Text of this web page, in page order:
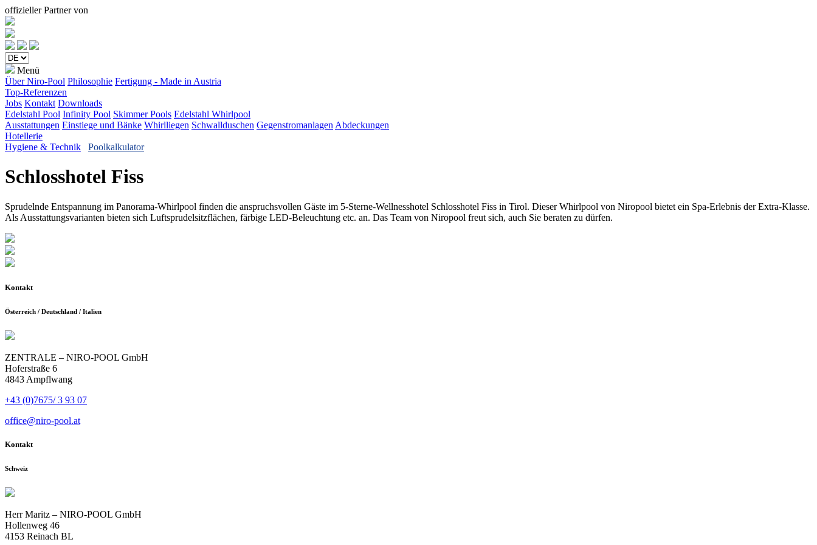
offizieller Partner von
Menü
Über Niro-Pool Philosophie Fertigung - Made in Austria
Top-Referenzen
Jobs Kontakt Downloads
Edelstahl Pool Infinity Pool Skimmer Pools Edelstahl Whirlpool
Ausstattungen Einstiege und Bänke Whirlliegen Schwallduschen Gegenstromanlagen Abdeckungen
Hotellerie
Hygiene & Technik
Poolkalkulator
Schlosshotel Fiss
Sprudelnde Entspannung im Panorama-Whirlpool finden die anspruchsvollen Gäste im 5-Sterne-Wellnesshotel Schlosshotel Fiss in Tirol. Dieser Whirlpool von Niropool bietet ein Spa-Erlebnis der Extra-Klasse.
Als Ausstattungsvarianten bieten sich Luftsprudelsitzflächen, färbige LED-Beleuchtung etc. an. Das Team von Niropool freut sich, auch Sie beraten zu dürfen.
Kontakt
Österreich / Deutschland / Italien
ZENTRALE – NIRO-POOL GmbH
Hoferstraße 6
4843 Ampflwang
+43 (0)7675/ 3 93 07
office@niro-pool.at
Kontakt
Schweiz
Herr Maritz – NIRO-POOL GmbH
Hollenweg 46
4153 Reinach BL